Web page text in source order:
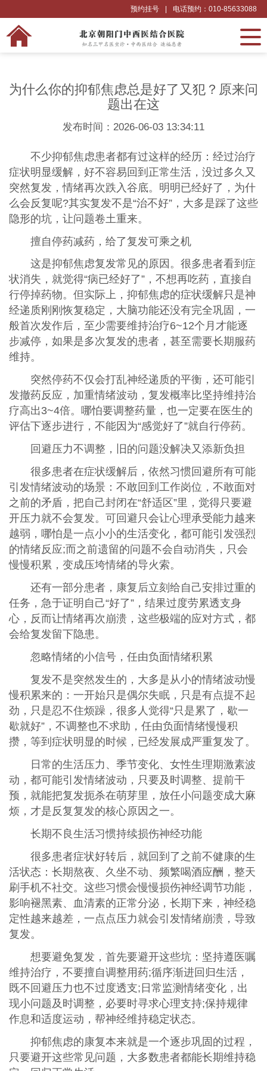
电话预约：010-85633088
预约挂号
为什么你的抑郁焦虑总是好了又犯？原来问
题出在这
发布时间：2026-06-03 13:34:11
不少抑郁焦虑患者都有过这样的经历：经过治疗
症状明显缓解，好不容易回到正常生活，没过多久又
突然复发，情绪再次跌入谷底。明明已经好了，为什
么会反复呢?其实复发不是“治不好”，大多是踩了这些
隐形的坑，让问题卷土重来。
擅自停药减药，给了复发可乘之机
这是抑郁焦虑复发常见的原因。很多患者看到症
状消失，就觉得“病已经好了”，不想再吃药，直接自
行停掉药物。但实际上，抑郁焦虑的症状缓解只是神
经递质刚刚恢复稳定，大脑功能还没有完全巩固，一
般首次发作后，至少需要维持治疗6~12个月才能逐
步减停，如果是多次复发的患者，甚至需要长期服药
维持。
突然停药不仅会打乱神经递质的平衡，还可能引
发撤药反应，加重情绪波动，复发概率比坚持维持治
疗高出3~4倍。哪怕要调整药量，也一定要在医生的
评估下逐步进行，不能因为“感觉好了”就自行停药。
回避压力不调整，旧的问题没解决又添新负担
很多患者在症状缓解后，依然习惯回避所有可能
引发情绪波动的场景：不敢回到工作岗位，不敢面对
之前的矛盾，把自己封闭在“舒适区”里，觉得只要避
开压力就不会复发。可回避只会让心理承受能力越来
越弱，哪怕是一点小小的生活变化，都可能引发强烈
的情绪反应;而之前遗留的问题不会自动消失，只会
慢慢积累，变成压垮情绪的导火索。
还有一部分患者，康复后立刻给自己安排过重的
任务，急于证明自己“好了”，结果过度劳累透支身
心，反而让情绪再次崩溃，这些极端的应对方式，都
会给复发留下隐患。
忽略情绪的小信号，任由负面情绪积累
复发不是突然发生的，大多是从小的情绪波动慢
慢积累来的：一开始只是偶尔失眠，只是有点提不起
劲，只是忍不住烦躁，很多人觉得“只是累了，歇一
歇就好”，不调整也不求助，任由负面情绪慢慢积
攒，等到症状明显的时候，已经发展成严重复发了。
日常的生活压力、季节变化、女性生理期激素波
动，都可能引发情绪波动，只要及时调整、提前干
预，就能把复发扼杀在萌芽里，放任小问题变成大麻
烦，才是反复复发的核心原因之一。
长期不良生活习惯持续损伤神经功能
很多患者症状好转后，就回到了之前不健康的生
活状态：长期熬夜、久坐不动、频繁喝酒应酬，整天
刷手机不社交。这些习惯会慢慢损伤神经调节功能，
影响褪黑素、血清素的正常分泌，长期下来，神经稳
定性越来越差，一点点压力就会引发情绪崩溃，导致
复发。
想要避免复发，首先要避开这些坑：坚持遵医嘱
维持治疗，不要擅自调整用药;循序渐进回归生活，
既不回避压力也不过度透支;日常监测情绪变化，出
现小问题及时调整，必要时寻求心理支持;保持规律
作息和适度运动，帮神经维持稳定状态。
抑郁焦虑的康复本来就是一个逐步巩固的过程，
只要避开这些常见问题，大多数患者都能长期维持稳